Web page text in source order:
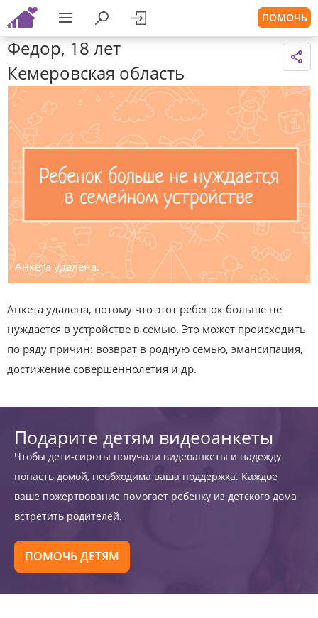
ПОМОЧЬ
Федор, 18 лет
Кемеровская область
Анкета удалена.
Анкета удалена, потому что этот ребенок больше не
нуждается в устройстве в семью. Это может происходить
по ряду причин: возврат в родную семью, эмансипация,
достижение совершеннолетия и др.
Подарите детям видеоанкеты
Чтобы дети-сироты получали видеоанкеты и надежду
попасть домой, необходима ваша поддержка. Каждое
ваше пожертвование помогает ребенку из детского дома
встретить родителей.
ПОМОЧЬ ДЕТЯМ